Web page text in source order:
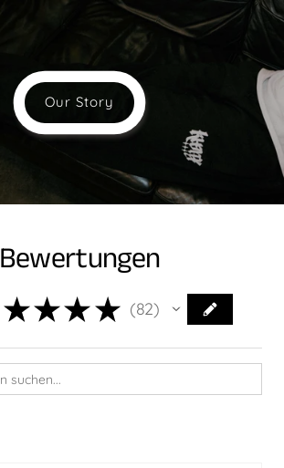
Our Story
Bewertungen
★★★ ★ 82
82